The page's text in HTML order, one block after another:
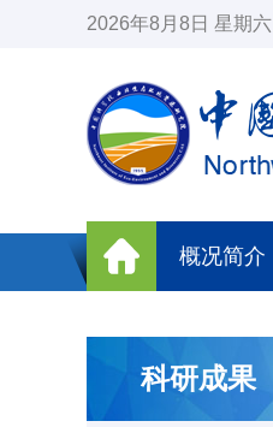
2026年8月8日 星期六
概况简介
科研成果